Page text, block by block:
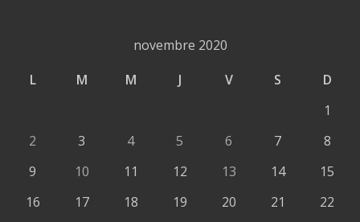
novembre 2020
L
M M J V S
D
1
2
3 4 5 6 7
8
9
10 11 12 13 14
15
16
17 18 19 20 21
22